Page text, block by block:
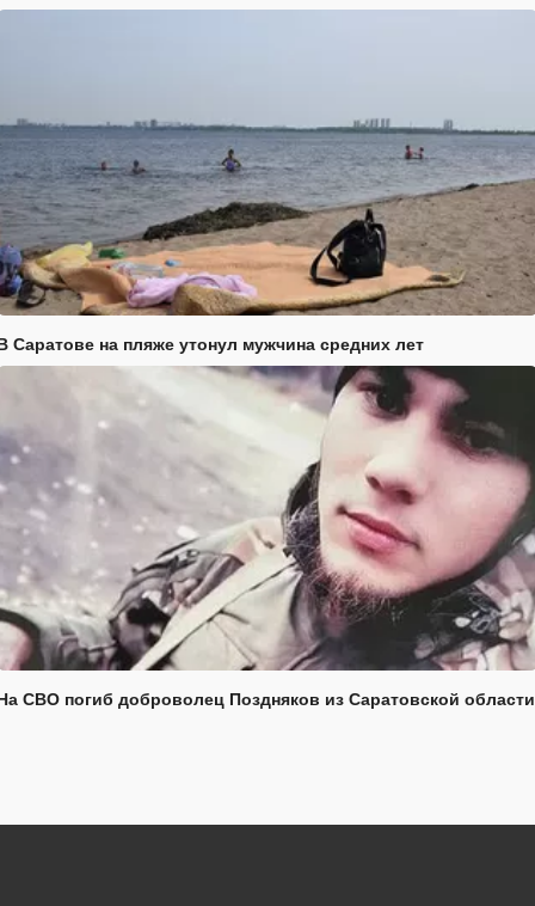
Саратове на пляже утонул мужчина средних лет
СВО погиб доброволец Поздняков из Саратовской области